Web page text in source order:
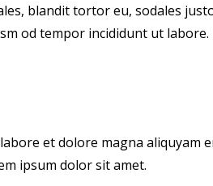
blandit tortor eu, sodales
od tempor incididunt ut
et dolore magna aliquyam
ipsum dolor sit amet.